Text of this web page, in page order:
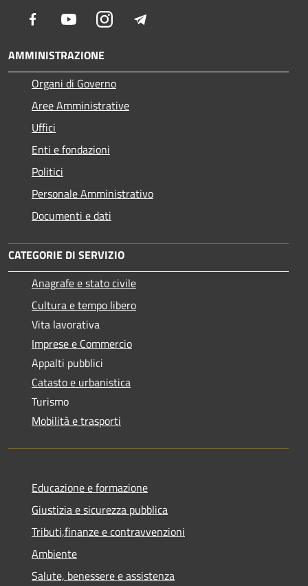
Facebook YoutubeInstagram
AMMINISTRAZIONE
Organi di Governo
Aree Amministrative
Uffici
Enti e fondazioni
Politici
Personale Amministrativo
Documenti e dati
CATEGORIE DI SERVIZIO
Anagrafe e stato civile
Cultura e tempo libero
Vita lavorativa
Imprese e Commercio
Appalti pubblici
Catasto e urbanistica
Turismo
Mobilità e trasporti
Educazione e formazione
Giustizia e sicurezza pubblica
Tributi,finanze e contravvenzioni
Ambiente
Salute, benessere e assistenza